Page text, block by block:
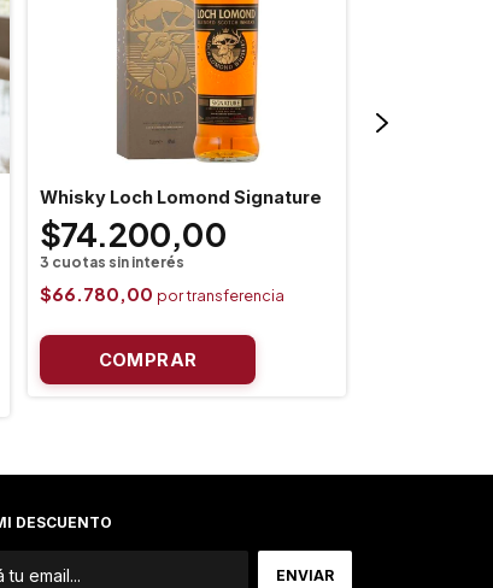
Whisky Loch Lomond Signature
$74.200,00
$66.780,00
DESCUENTO